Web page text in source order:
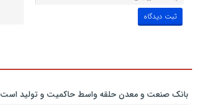
بانك صنعت و معدن حلقه واسط حاكمیت و تولید است